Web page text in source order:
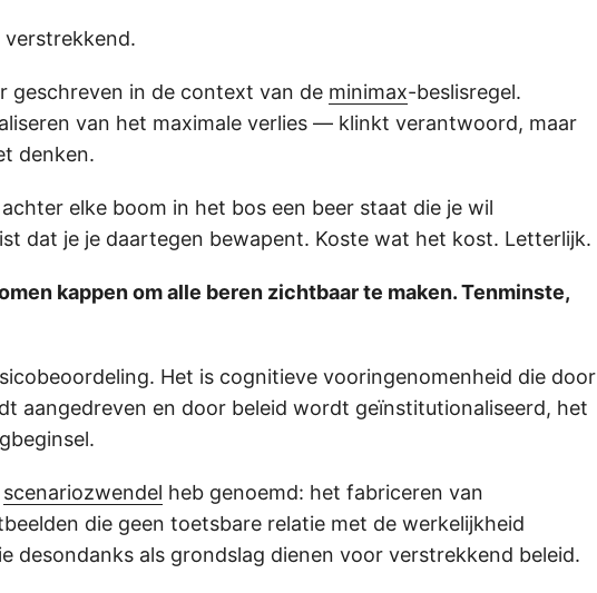
verstrekkend.
geschreven in de context van de minimax-beslisregel.
van het maximale verlies — klinkt verantwoord, maar
denken.
elke boom in het bos een beer staat die je wil
dat je je daartegen bewapent. Koste wat het kost. Letterlijk.
kappen om alle beren zichtbaar te maken. Tenminste,
Het is cognitieve vooringenomenheid die door
aangedreven en door beleid wordt geïnstitutionaliseerd, het
scenariozwendel heb genoemd: het fabriceren van
die geen toetsbare relatie met de werkelijkheid
desondanks als grondslag dienen voor verstrekkend beleid.